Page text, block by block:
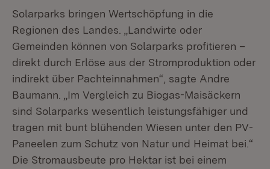
Solarparks bringen Wertschöpfung in die
Regionen des Landes. „Landwirte oder
Gemeinden können von Solarparks profitieren –
direkt durch Erlöse aus der Stromproduktion oder
indirekt über Pachteinnahmen“, sagte Andre
Baumann. „Im Vergleich zu Biogas-Maisäckern
sind Solarparks wesentlich leistungsfähiger und
tragen mit bunt blühenden Wiesen unter den PV-
Paneelen zum Schutz von Natur und Heimat bei.“
Die Stromausbeute pro Hektar ist bei einem